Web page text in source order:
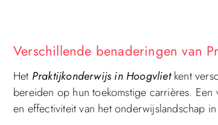
Verschillende benaderingen van
Het Praktijkonderwijs in Hoogvlietkent
bereiden op hun toekomstige carrières.
en effectiviteit van het onderwijslandschap